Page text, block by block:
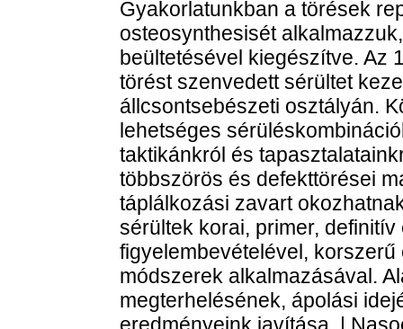
Gyakorlatunkban a törések
osteosynthesisét
beültetésével kiegészítve. Az
törést szenvedett sérültet
állcsontsebészeti osztályán.
lehetséges
taktikánkról és
többszörös és defekttörései
táplálkozási zavart
sérültek korai, primer,
figyelembevételével,
módszerek alkalmazásával.
megterhelésének, ápolási